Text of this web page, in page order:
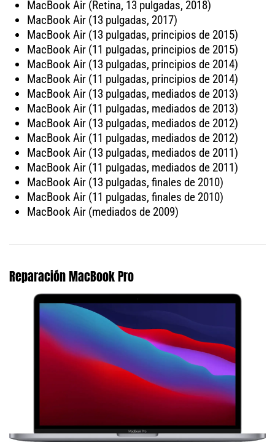
MacBook Air (Retina, 13 pulgadas, 2018)
MacBook Air (13 pulgadas, 2017)
MacBook Air (13 pulgadas, principios de 2015)
MacBook Air (11 pulgadas, principios de 2015)
MacBook Air (13 pulgadas, principios de 2014)
MacBook Air (11 pulgadas, principios de 2014)
MacBook Air (13 pulgadas, mediados de 2013)
MacBook Air (11 pulgadas, mediados de 2013)
MacBook Air (13 pulgadas, mediados de 2012)
MacBook Air (11 pulgadas, mediados de 2012)
MacBook Air (13 pulgadas, mediados de 2011)
MacBook Air (11 pulgadas, mediados de 2011)
MacBook Air (13 pulgadas, finales de 2010)
MacBook Air (11 pulgadas, finales de 2010)
MacBook Air (mediados de 2009)
Reparación MacBook Pro